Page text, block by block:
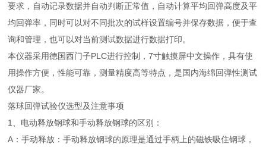
要求，自动记录数据并自动判断正常值，自动计算平均回弹高度及平
均回弹率，同时可以对不同批次的试样设置编号并保存数据，便于查
询和管理，也可以对当前测试数据进行数据打印。
本仪器采用德国西门子PLC进行控制，7寸触摸屏中文操作，具有使
用操作方便，性能可靠，测量精度高等特点，是国内海绵回弹性测试
仪器厂家。
落球回弹试验仪选型及注意事项
1、电动释放钢球和手动释放钢球的区别：
A：手动释放：手动释放钢球的原理是通过手柄上的磁铁吸住钢球，